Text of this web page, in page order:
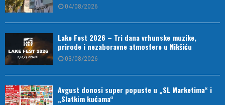
04/08/2026
Lake Fest 2026 – Tri dana vrhunske muzike,
prirode i nezaboravne atmosfere u Nikšiću
03/08/2026
Avgust donosi super popuste u „SL Marketima“ i
„Slatkim kućama“